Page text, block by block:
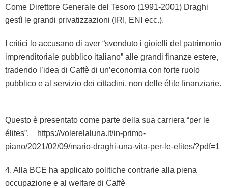
Come Direttore Generale del Tesoro (1991-2001) Draghi
gestì le grandi privatizzazioni (IRI, ENI ecc.).
I critici lo accusano di aver “svenduto i gioielli del patrimonio
imprenditoriale pubblico italiano” alle grandi finanze estere,
tradendo l’idea di Caffè di un’economia con forte ruolo
pubblico e al servizio dei cittadini, non delle élite finanziarie.
Questo è presentato come parte della sua carriera “per le
élites”.
https://volerelaluna.it/in-primo-
piano/2021/02/09/mario-draghi-una-vita-per-le-elites/?pdf=1
4. Alla BCE ha applicato politiche contrarie alla piena
occupazione e al welfare di Caffè